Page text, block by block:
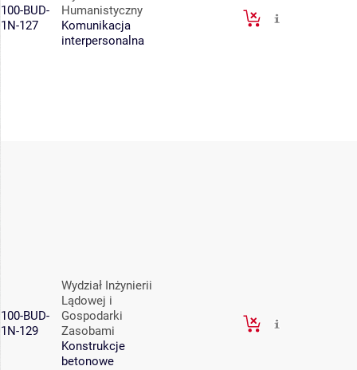
100-BUD-
1N-127
Humanistyczny
Komunikacja
interpersonalna
100-BUD-
1N-129
Wydział Inżynierii
Lądowej i
Gospodarki
Zasobami
Konstrukcje
betonowe